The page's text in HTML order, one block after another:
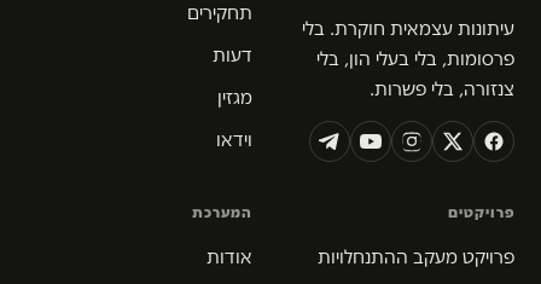
עיתונות עצמאית חוקרת. בלי
פרסומות, בלי בעלי הון, בלי
צנזורה, בלי פשרות.
תחקירים
דעות
מגזין
וידאו
פרויקטים
פרויקט מעקב ההתנחלויות
המערכת
אודות